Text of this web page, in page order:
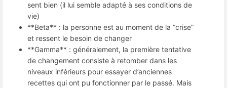
sent bien (il lui semble adapté à ses conditions de
vie)
**Beta** : la personne est au moment de la “crise”
et ressent le besoin de changer
**Gamma** : généralement, la première tentative
de changement consiste à retomber dans les
niveaux inférieurs pour essayer d’anciennes
recettes qui ont pu fonctionner par le passé. Mais